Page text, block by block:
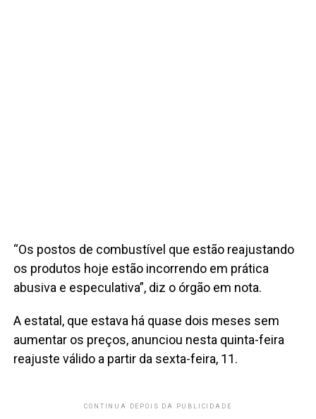
“Os postos de combustível que estão reajustando
os produtos hoje estão incorrendo em prática
abusiva e especulativa”, diz o órgão em nota.
A estatal, que estava há quase dois meses sem
aumentar os preços, anunciou nesta quinta-feira
reajuste válido a partir da sexta-feira, 11.
CONTINUA DEPOIS DA PUBLICIDADE